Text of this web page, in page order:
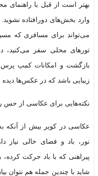
بهتر است از قبل با راهنمای
وارد بخش‌های دورافتاده
می‌تواند برای مسافری که
تورهای محلی سفر می‌کنید،
بازگشت و امکانات کمپ
زیبایی باشد که در عکس‌ها
نکته‌هایی برای عکاسی از حس
عکاسی در کویر بیش از آنکه
نور، باد و فضای خالی نیاز
پیراهنی که با باد حرکت
شاید با چندین جمله هم نتوان